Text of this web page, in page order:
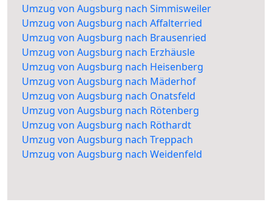
Umzug von Augsburg nach Simmisweiler
Umzug von Augsburg nach Affalterried
Umzug von Augsburg nach Brausenried
Umzug von Augsburg nach Erzhäusle
Umzug von Augsburg nach Heisenberg
Umzug von Augsburg nach Mäderhof
Umzug von Augsburg nach Onatsfeld
Umzug von Augsburg nach Rötenberg
Umzug von Augsburg nach Röthardt
Umzug von Augsburg nach Treppach
Umzug von Augsburg nach Weidenfeld